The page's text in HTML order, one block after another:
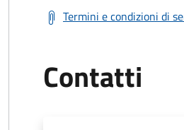
Termini e condizioni di
Contatti